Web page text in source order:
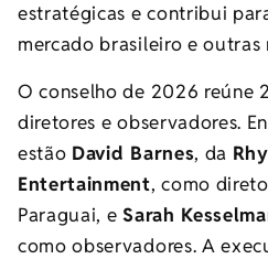
estratégicas e contribui
mercado brasileiro e outras
O conselho de 2026 reúne
diretores e observadores.
estão David Barnes, da
Entertainment, como
Paraguai, eSarah
como observadores. A